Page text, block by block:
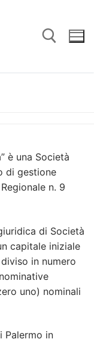
è una Società
di gestione
n. 9
di Società
capitale iniziale
in numero
uno) nominali
Palermo in